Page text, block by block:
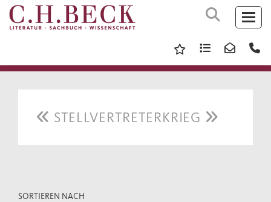
STELLVERTRETERKRIEG
SORTIEREN NACH